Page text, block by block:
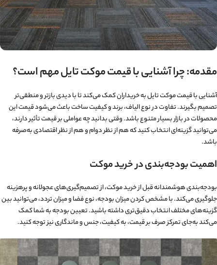
مقدمه: چرا آشنایی با قیمت موکت تایل مهم است؟
آشنایی با قیمت موکت تایل به خریداران کمک می‌کند تا با دیدی بازتر و منطقی‌تر
تصمیم بگیرند. تفاوت در نوع الیاف، برند و کیفیت ساخت باعث می‌شود قیمت این
محصولات در بازار بسیار متنوع باشد. وقتی بدانید چه عواملی بر قیمت تأثیر دارند،
می‌توانید گزینه‌ای انتخاب کنید که هم از نظر دوام و هم از نظر اقتصادی به‌صرفه
باشد.
اهمیت بودجه‌بندی در خرید موکت
بودجه‌بندی هوشمندانه قبل از خرید موکت، از تصمیم‌گیری‌های عجولانه و پرهزینه
جلوگیری می‌کند. با مشخص کردن میزان بودجه، نوع فضا و میزان تردد، می‌توانید بین
گزینه‌های مختلف انتخاب دقیق‌تری داشته باشید. تعیین بودجه به شما کمک
می‌کند به‌جای تمرکز صرف بر قیمت، به کیفیت، جنس و ماندگاری نیز توجه کنید.